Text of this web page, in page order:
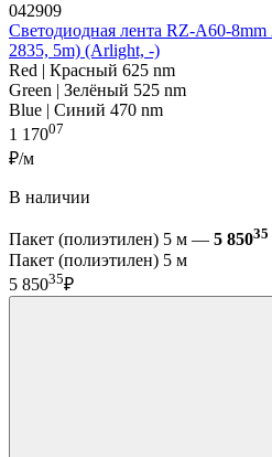
042909
Светодиодная лента RZ-A60-
2835, 5m) (Arlight, -)
Red | Красный 625 nm
Green | Зелёный 525 nm
Blue | Синий 470 nm
1 17007
₽/м
В наличии
Пакет (полиэтилен) 5 м — 5 85035
Пакет (полиэтилен) 5 м
5 85035₽